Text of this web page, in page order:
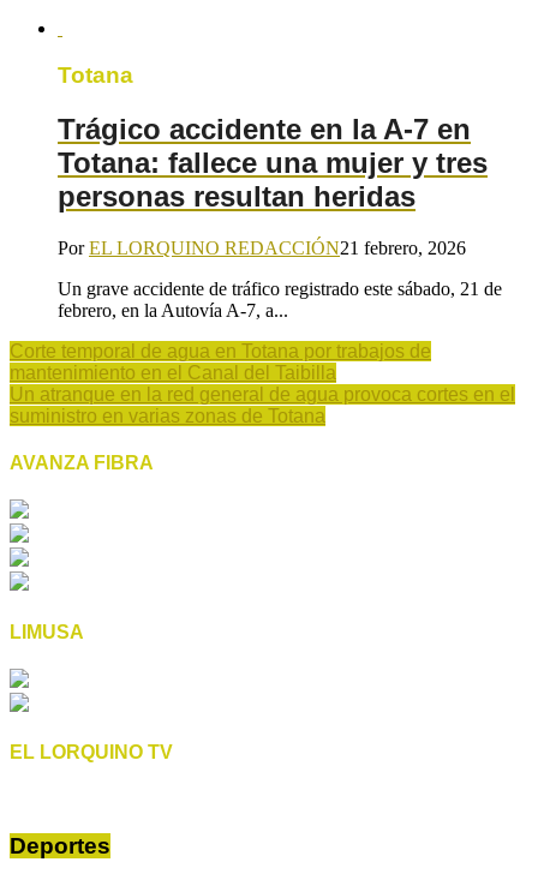
Totana
Trágico accidente en la A-7 en
Totana: fallece una mujer y tres
personas resultan heridas
PorEL LORQUINO REDACCIÓN21 febrero, 2026
Un grave accidente de tráfico registrado este sábado, 21 de
febrero, en la Autovía A-7, a...
Corte temporal de agua en Totana por trabajos de
mantenimiento en el Canal del Taibilla
Un atranque en la red general de agua provoca cortes en el
suministro en varias zonas de Totana
AVANZA FIBRA
LIMUSA
EL LORQUINO TV
Deportes